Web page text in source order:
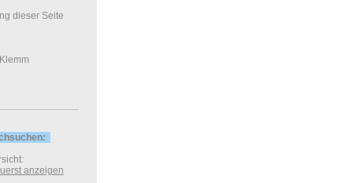
dieser Seite
anzeigen